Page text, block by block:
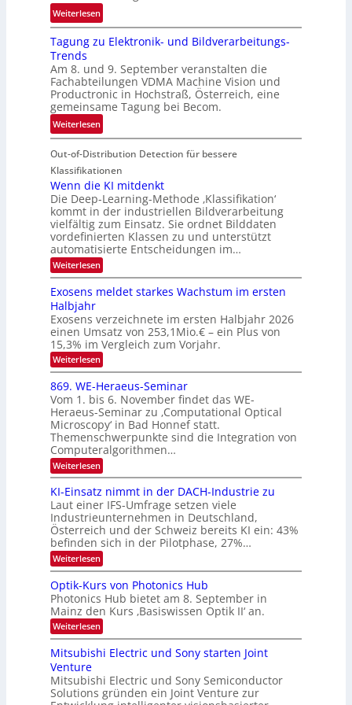
ö
g
l
c
h
k
e
i
n
e
h
d
e
r
i
n
V
I
S
I
O
N
T
e
c
h
T
a
k
s
Weiterlesen:
G
u
d
e
d
T
o
e
n
a
u
f
d
e
r
V
S
I
O
N
2
0
2
6
Tagung zu Elektronik- und Bildverarbeitungs-
Trends
Am 8. und 9. September veranstalten die
Fachabteilungen VDMA Machine Vision und
Productronic in Hochstraß, Österreich, eine
gemeinsame Tagung bei Becom.
Weiterlesen:
T
a
g
u
n
g
z
u
E
l
e
t
r
o
n
k
-
u
n
d
B
i
l
d
v
e
r
a
r
b
e
i
n
g
Out-of-Distribution Detection für bessere
Klassifikationen
Wenn die KI mitdenkt
Die Deep-Learning-Methode ‚Klassifikation‘
kommt in der industriellen Bildverarbeitung
vielfältig zum Einsatz. Sie ordnet Bilddaten
vordefinierten Klassen zu und unterstützt
automatisierte Entscheidungen im…
Weiterlesen:
W
n
d
i
e
K
I
m
i
t
d
e
n
k
t
Exosens meldet starkes Wachstum im ersten
Halbjahr
Exosens verzeichnete im ersten Halbjahr 2026
einen Umsatz von 253,1Mio.€ – ein Plus von
15,3% im Vergleich zum Vorjahr.
Weiterlesen:
E
x
o
s
e
n
s
m
e
l
d
e
t
s
t
a
r
k
e
W
a
c
h
s
u
i
m
e
869. WE-Heraeus-Seminar
Vom 1. bis 6. November findet das WE-
Heraeus-Seminar zu ‚Computational Optical
Microscopy‘ in Bad Honnef statt.
Themenschwerpunkte sind die Integration von
Computeralgorithmen…
Weiterlesen:
8
9
.
W
E
-
H
e
r
a
e
u
s
-
S
e
n
a
KI-Einsatz nimmt in der DACH-Industrie zu
Laut einer IFS-Umfrage setzen viele
Industrieunternehmen in Deutschland,
Österreich und der Schweiz bereits KI ein: 43%
befinden sich in der Pilotphase, 27%…
Weiterlesen:
K
-
E
i
n
s
t
n
m
Optik-Kurs von Photonics Hub
Photonics Hub bietet am 8. September in
Mainz den Kurs ‚Basiswissen Optik II‘ an.
Weiterlesen:
O
p
t
k
-
K
Mitsubishi Electric und Sony starten Joint
Venture
Mitsubishi Electric und Sony Semiconductor
Solutions gründen ein Joint Venture zur